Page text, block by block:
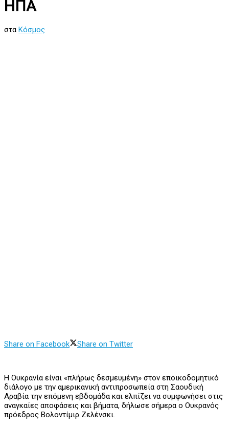
ΗΠΑ
στα Κόσμος
Share on Facebook Share on Twitter
Η Ουκρανία είναι «πλήρως δεσμευμένη» στον εποικοδομητικό
διάλογο με την αμερικανική αντιπροσωπεία στη Σαουδική
Αραβία την επόμενη εβδομάδα και ελπίζει να συμφωνήσει στις
αναγκαίες αποφάσεις και βήματα, δήλωσε σήμερα ο Ουκρανός
πρόεδρος Βολοντίμιρ Ζελένσκι.